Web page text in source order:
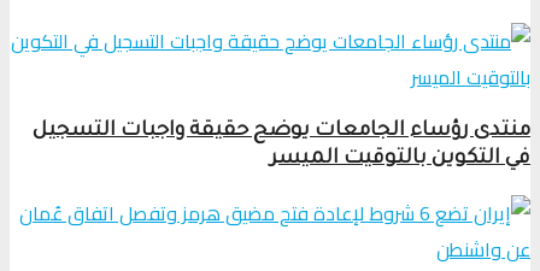
منتدى رؤساء الجامعات يوضح حقيقة واجبات التسجيل
في التكوين بالتوقيت الميسر